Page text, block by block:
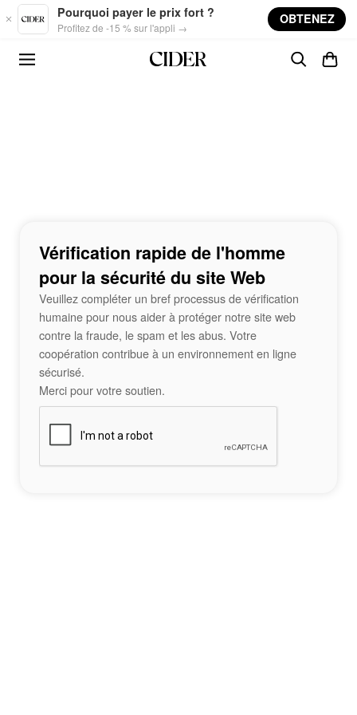
Skip to main content
Pourquoi payer le prix fort ?
Profitez de -15 % sur l'appli →
OBTENEZ
Vérification rapide de l'homme
pour la sécurité du site Web
Veuillez compléter un bref processus de vérification
humaine pour nous aider à protéger notre site web
contre la fraude, le spam et les abus. Votre
coopération contribue à un environnement en ligne
sécurisé.
Merci pour votre soutien.